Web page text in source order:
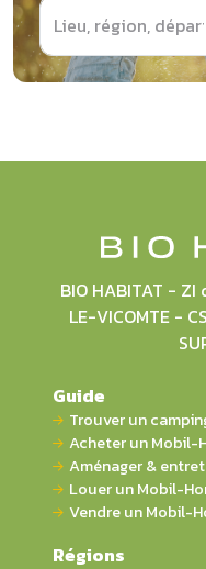
BIO HABITAT -
LE-VICOMTE -
Guide
Trouver un
Acheter un Mobil-
Aménager &
Louer un Mobil-
Vendre un Mobil-
Régions